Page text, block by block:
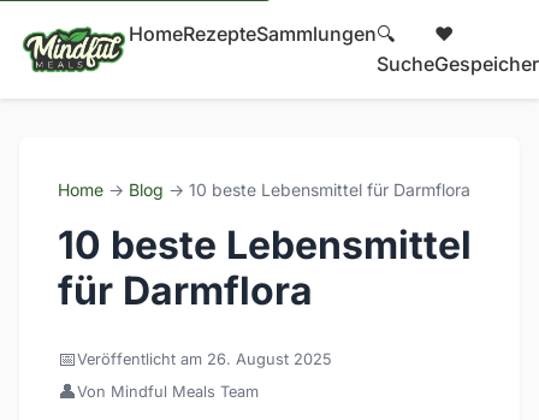
HomeRezepteSammlungen🔍
Suche
❤️
Home → Blog → 10 beste Lebensmittel für Darmflora
10 beste Lebensmittel
für Darmflora
📅Veröffentlicht am 26. August 2025
👤Von Mindful Meals Team